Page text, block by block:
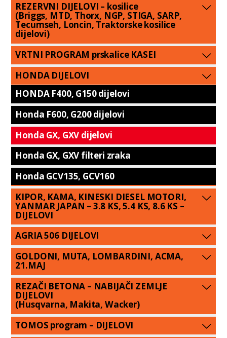
REZERVNI DIJELOVI – kosilice
(Briggs, MTD, Thorx, NGP, STIGA, SARP,
Tecumseh, Loncin, Traktorske kosilice
dijelovi)
VRTNI PROGRAM prskalice KASEI
HONDA DIJELOVI
HONDA F400, G150 dijelovi
Honda F600, G200 dijelovi
Honda GX, GXV dijelovi
Honda GX, GXV filteri zraka
Honda GCV135, GCV160
KIPOR, KAMA, KINESKI DIESEL MOTORI,
YANMAR JAPAN – 3.8 KS, 5.4 KS, 8.6 KS –
DIJELOVI
AGRIA 506 DIJELOVI
GOLDONI, MUTA, LOMBARDINI, ACMA,
21.MAJ
REZAČI BETONA – NABIJAČI ZEMLJE
DIJELOVI
(Husqvarna, Makita, Wacker)
TOMOS program – DIJELOVI